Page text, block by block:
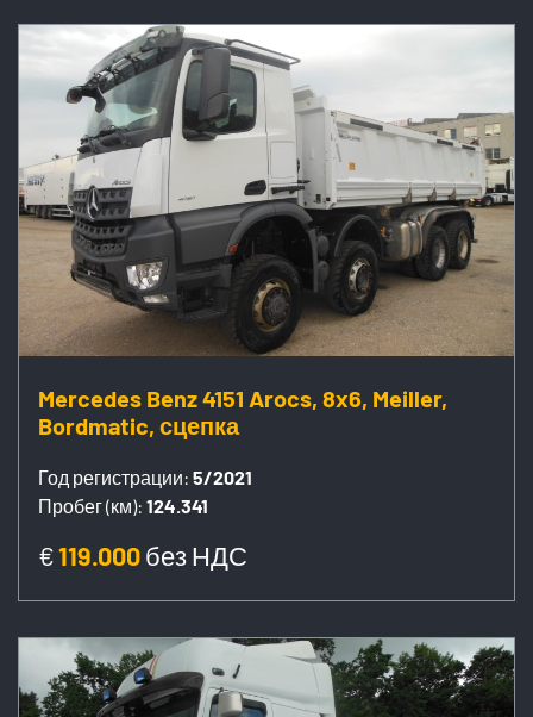
Mercedes Benz 4151 Arocs, 8x6, Meiller,
Bordmatic, сцепка
Год регистрации: 5/2021
Пробег (км): 124.341
€119.000без НДС